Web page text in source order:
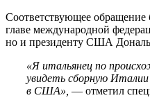
Соответствующее обращение
главе международной
но и президенту США
«Я итальянец по
увидеть сборную
в США», — отметил